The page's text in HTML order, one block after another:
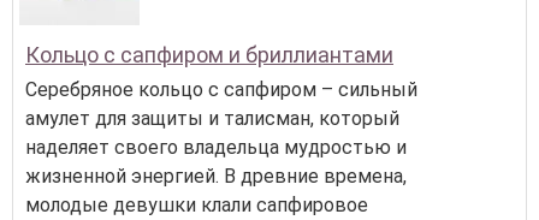
Кольцо с сапфиром и бриллиантами
Серебряное кольцо с сапфиром – сильный
амулет для защиты и талисман, который
наделяет своего владельца мудростью и
жизненной энергией. В древние времена,
молодые девушки клали сапфировое